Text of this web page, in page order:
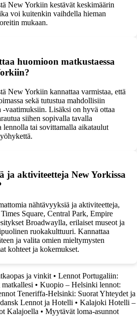
New Yorkiin kestävät keskimäärin
voi kuitenkin vaihdella hieman
mukaan.
huomioon matkustaessa
New Yorkiin kannattaa varmistaa, että
sekä tutustua mahdollisiin
-vaatimuksiin. Lisäksi on hyvä ottaa
siihen sopivalla tavalla
tai sovittamalla aikataulut
ja aktiviteetteja New Yorkissa
nähtävyyksiä ja aktiviteetteja,
Square, Central Park, Empire
Broadwaylla, erilaiset museot ja
ruokakulttuuri. Kannattaa
ja valita omien mieltymysten
kohteet ja kokemukset.
ja vinkit • Lennot Portugaliin:
• Kuopio – Helsinki lennot:
Teneriffa-Helsinki: Suorat Yhteydet ja
Lennot ja Hotelli • Kalajoki Hotelli –
Kalajoella • Myytävät loma-asunnot